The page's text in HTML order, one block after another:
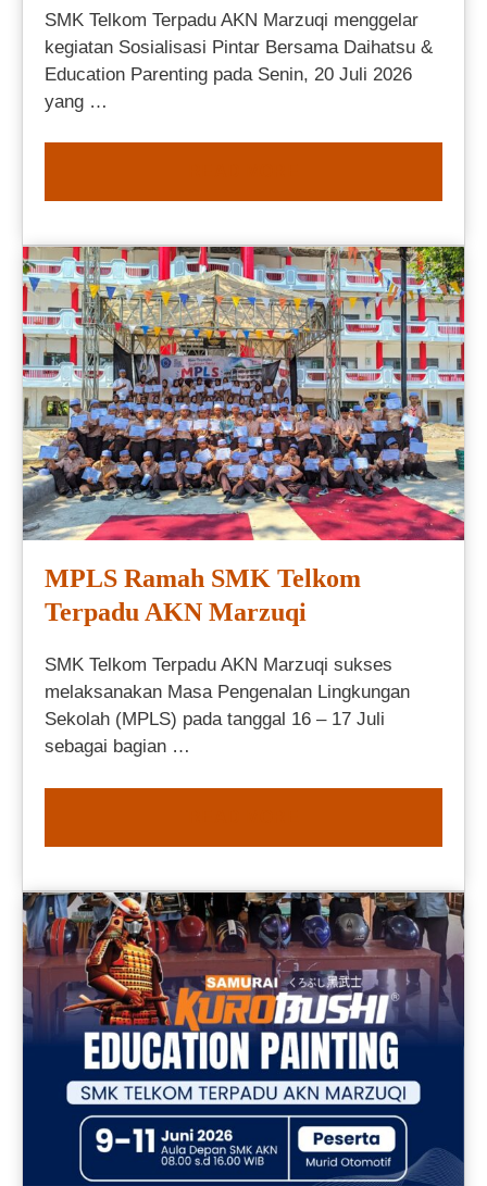
SMK Telkom Terpadu AKN Marzuqi menggelar
kegiatan Sosialisasi Pintar Bersama Daihatsu &
Education Parenting pada Senin, 20 Juli 2026
yang …
MPLS Ramah SMK Telkom
Terpadu AKN Marzuqi
SMK Telkom Terpadu AKN Marzuqi sukses
melaksanakan Masa Pengenalan Lingkungan
Sekolah (MPLS) pada tanggal 16 – 17 Juli
sebagai bagian …